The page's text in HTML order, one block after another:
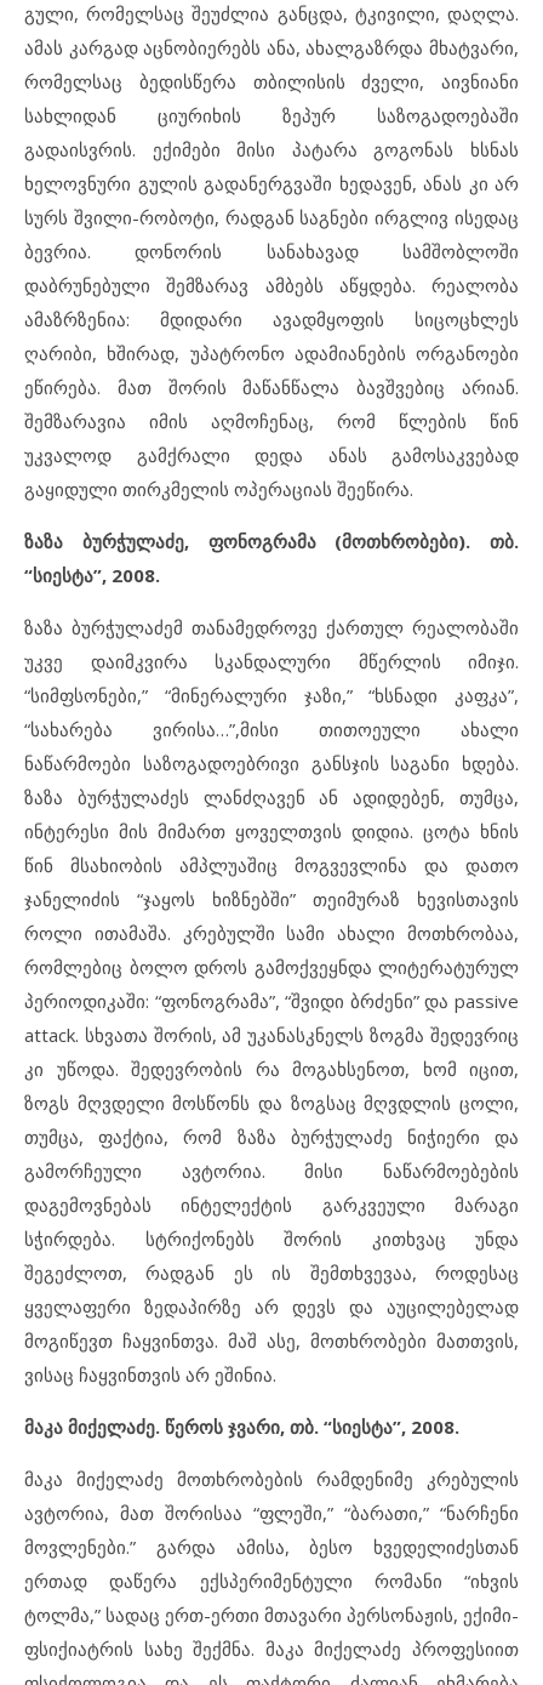
გული, რომელსაც შეუძლია განცდა, ტკივილი, დაღლა.
ამას კარგად აცნობიერებს ანა, ახალგაზრდა მხატვარი,
რომელსაც ბედისწერა თბილისის ძველი, აივნიანი
სახლიდან ციურიხის ზეპურ საზოგადოებაში
გადაისვრის. ექიმები მისი პატარა გოგონას ხსნას
ხელოვნური გულის გადანერგვაში ხედავენ, ანას კი არ
სურს შვილი-რობოტი, რადგან საგნები ირგლივ ისედაც
ბევრია. დონორის სანახავად სამშობლოში
დაბრუნებული შემზარავ ამბებს აწყდება. რეალობა
ამაზრზენია: მდიდარი ავადმყოფის სიცოცხლეს
ღარიბი, ხშირად, უპატრონო ადამიანების ორგანოები
ეწირება. მათ შორის მაწანწალა ბავშვებიც არიან.
შემზარავია იმის აღმოჩენაც, რომ წლების წინ
უკვალოდ გამქრალი დედა ანას გამოსაკვებად
გაყიდული თირკმელის ოპერაციას შეეწირა.
ზაზა ბურჭულაძე, ფონოგრამა (მოთხრობები). თბ.
“სიესტა”, 2008.
ზაზა ბურჭულაძემ თანამედროვე ქართულ რეალობაში
უკვე დაიმკვირა სკანდალური მწერლის იმიჯი.
“სიმფსონები,” “მინერალური ჯაზი,” “ხსნადი კაფკა”,
“სახარება ვირისა…”,მისი თითოეული ახალი
ნაწარმოები საზოგადოებრივი განსჯის საგანი ხდება.
ზაზა ბურჭულაძეს ლანძღავენ ან ადიდებენ, თუმცა,
ინტერესი მის მიმართ ყოველთვის დიდია. ცოტა ხნის
წინ მსახიობის ამპლუაშიც მოგვევლინა და დათო
ჯანელიძის “ჯაყოს ხიზნებში” თეიმურაზ ხევისთავის
როლი ითამაშა. კრებულში სამი ახალი მოთხრობაა,
რომლებიც ბოლო დროს გამოქვეყნდა ლიტერატურულ
პერიოდიკაში: “ფონოგრამა”, “შვიდი ბრძენი” და passive
attack. სხვათა შორის, ამ უკანასკნელს ზოგმა შედევრიც
კი უწოდა. შედევრობის რა მოგახსენოთ, ხომ იცით,
ზოგს მღვდელი მოსწონს და ზოგსაც მღვდლის ცოლი,
თუმცა, ფაქტია, რომ ზაზა ბურჭულაძე ნიჭიერი და
გამორჩეული ავტორია. მისი ნაწარმოებების
დაგემოვნებას ინტელექტის გარკვეული მარაგი
სჭირდება. სტრიქონებს შორის კითხვაც უნდა
შეგეძლოთ, რადგან ეს ის შემთხვევაა, როდესაც
ყველაფერი ზედაპირზე არ დევს და აუცილებელად
მოგიწევთ ჩაყვინთვა. მაშ ასე, მოთხრობები მათთვის,
ვისაც ჩაყვინთვის არ ეშინია.
მაკა მიქელაძე. წეროს ჯვარი, თბ. “სიესტა”, 2008.
მაკა მიქელაძე მოთხრობების რამდენიმე კრებულის
ავტორია, მათ შორისაა “ფლეში,” “ბარათი,” “ნარჩენი
მოვლენები.” გარდა ამისა, ბესო ხვედელიძესთან
ერთად დაწერა ექსპერიმენტული რომანი “იხვის
ტოლმა,” სადაც ერთ-ერთი მთავარი პერსონაჟის, ექიმი-
ფსიქიატრის სახე შექმნა. მაკა მიქელაძე პროფესიით